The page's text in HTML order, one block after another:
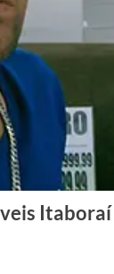
Itaboraí